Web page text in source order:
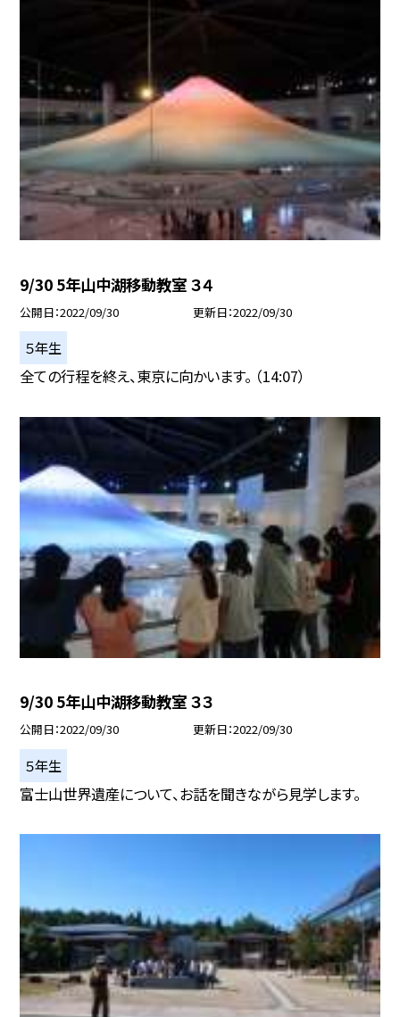
9/30 5年山中湖移動教室 ３４
公開日 2022/09/30 更新日 2022/09/30
５年生
全ての行程を終え、東京に向かいます。 （14:07）
9/30 5年山中湖移動教室 ３３
公開日 2022/09/30 更新日 2022/09/30
５年生
富士山世界遺産について、お話を聞きながら見学します。